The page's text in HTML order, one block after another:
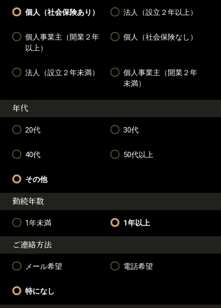
個人（社会保険あり） 法人（設立２年以上）
個人事業主（開業２年
以上）
個人（社会保険なし）
法人（設立２年未満）
個人事業主（開業２年
未満）
年代
20代 30代
40代 50代以上
その他
勤続年数
1年未満 1年以上
ご連絡方法
メール希望 電話希望
特になし